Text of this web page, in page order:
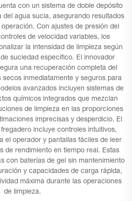
con un sistema de doble depósito
del agua sucia, asegurando resultados
Con ajustes de presión del
de velocidad variables, los
la intensidad de limpieza según
suciedad específico. El innovador
una recuperación completa del
secos inmediatamente y seguros para
avanzados incluyen sistemas de
químicos integrados que mezclan
de limpieza en las proporciones
imprecisas y desperdicio. El
incluye controles intuitivos,
el operador y pantallas fáciles de leer
de rendimiento en tiempo real. Estas
con baterías de gel sin mantenimiento
y capacidades de carga rápida,
máxima durante las operaciones
de limpieza.